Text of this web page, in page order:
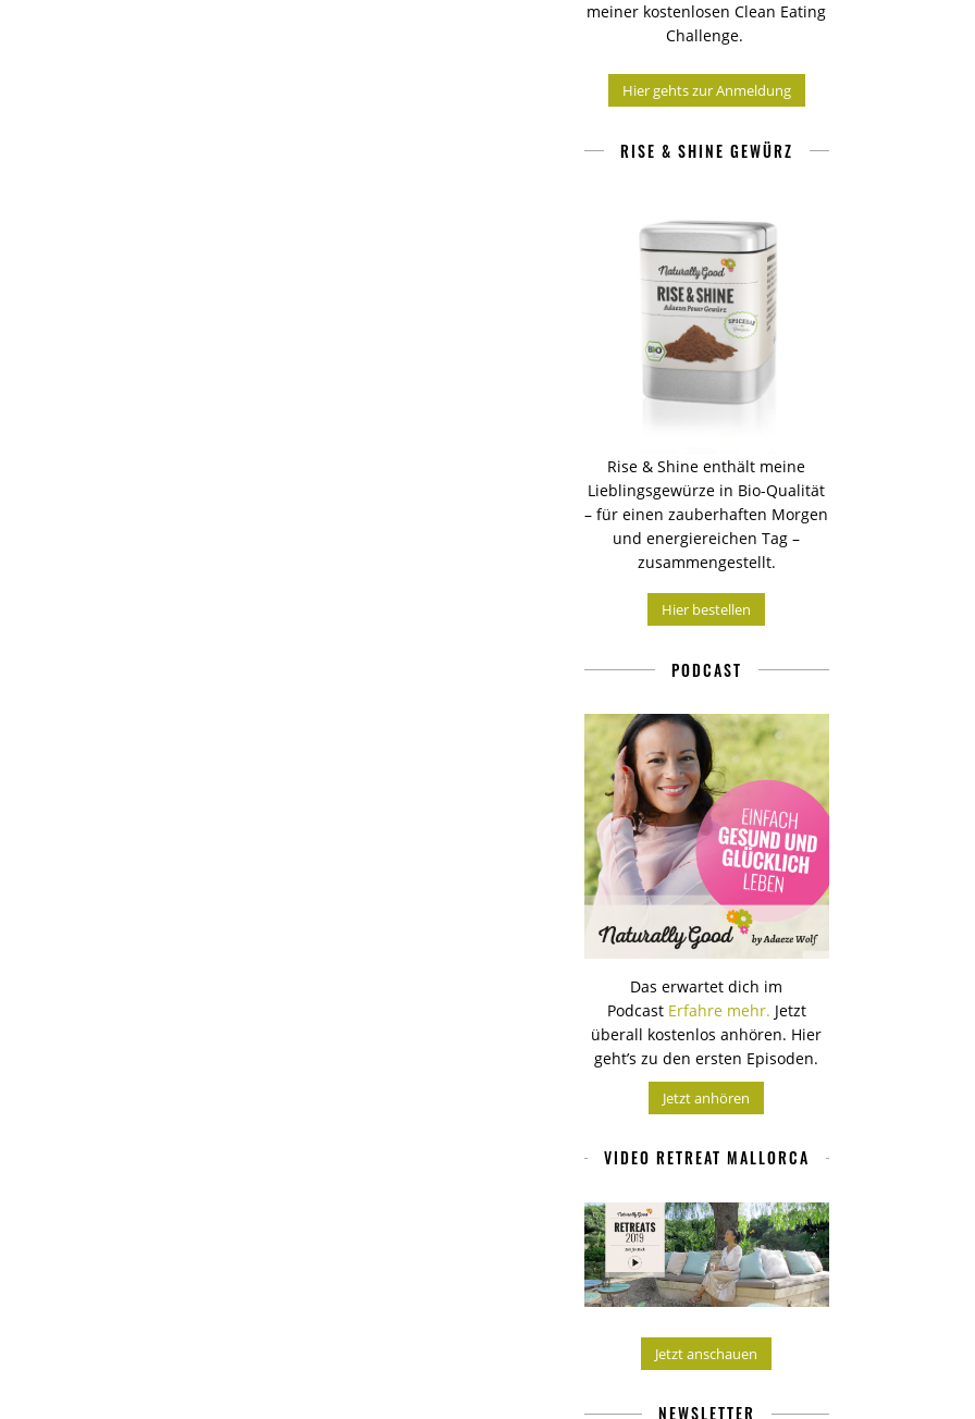
meiner kostenlosen Clean Eating
Challenge.
Hier gehts zur Anmeldung
RISE & SHINE GEWÜRZ
Rise & Shine enthält meine
Lieblingsgewürze in Bio-Qualität
– für einen zauberhaften Morgen
und energiereichen Tag –
zusammengestellt.
Hier bestellen
PODCAST
Das erwartet dich im
Podcast Erfahre mehr. Jetzt
überall kostenlos anhören. Hier
geht’s zu den ersten Episoden.
Jetzt anhören
VIDEO RETREAT MALLORCA
Jetzt anschauen
NEWSLETTER